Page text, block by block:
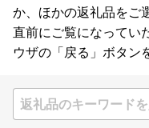
か、ほかの返礼品をご
直前にご覧になってい
ウザの「戻る」ボタン